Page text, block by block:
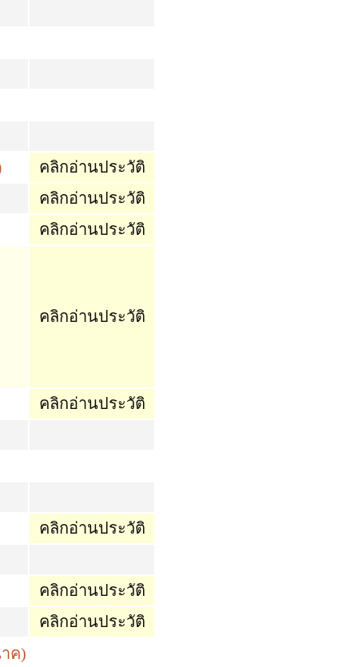
คลิกอ่านประวัติ
คลิกอ่านประวัติ
คลิกอ่านประวัติ
คลิกอ่านประวัติ
คลิกอ่านประวัติ
คลิกอ่านประวัติ
คลิกอ่านประวัติ
คลิกอ่านประวัติ
ค)